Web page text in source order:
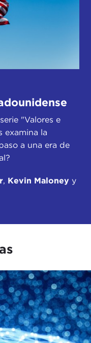
"Valores e
examina la
a una era de
, Kevin Maloney y